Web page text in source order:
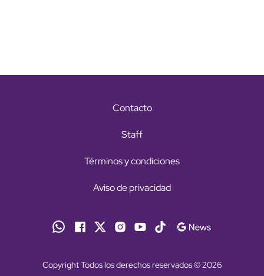
Contacto
Staff
Términos y condiciones
Aviso de privacidad
Copyright Todos los derechos reservados © 2026